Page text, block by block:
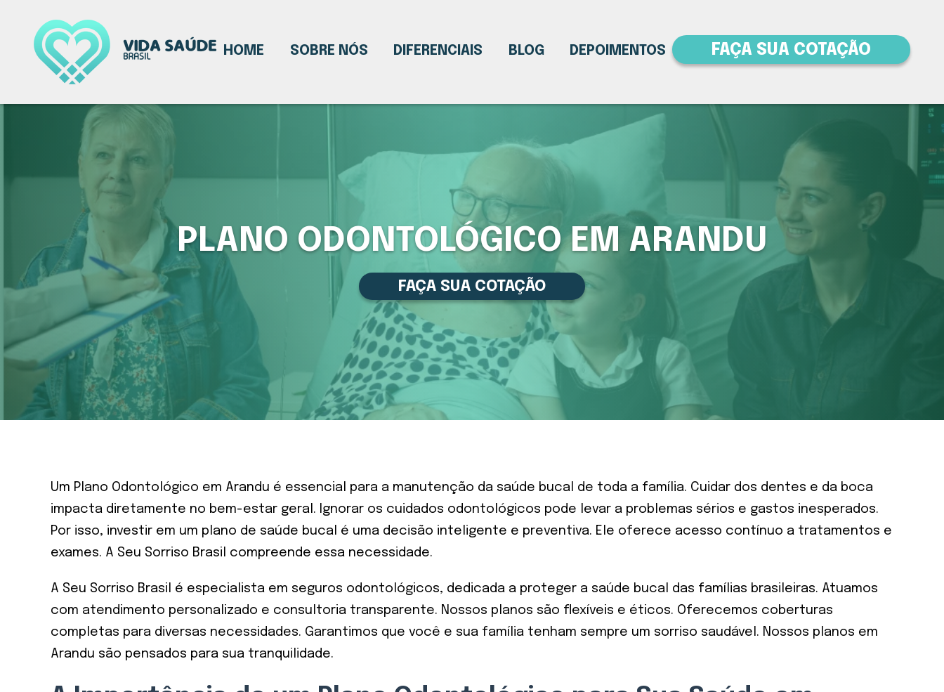
HOME SOBRE NÓS DIFERENCIAIS BLOG DEPOIMENTOS FAÇA SUA COTAÇÃO
PLANO ODONTOLÓGICO EM ARANDU
FAÇA SUA COTAÇÃO
Um Plano Odontológico em Arandu é essencial para a manutenção da saúde bucal de toda a família. Cuidar dos dentes e da boca
impacta diretamente no bem-estar geral. Ignorar os cuidados odontológicos pode levar a problemas sérios e gastos inesperados.
Por isso, investir em um plano de saúde bucal é uma decisão inteligente e preventiva. Ele oferece acesso contínuo a tratamentos e
exames. A Seu Sorriso Brasil compreende essa necessidade.
A Seu Sorriso Brasil é especialista em seguros odontológicos, dedicada a proteger a saúde bucal das famílias brasileiras. Atuamos
com atendimento personalizado e consultoria transparente. Nossos planos são flexíveis e éticos. Oferecemos coberturas
completas para diversas necessidades. Garantimos que você e sua família tenham sempre um sorriso saudável. Nossos planos em
Arandu são pensados para sua tranquilidade.